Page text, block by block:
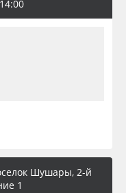
Шушары, 2-й
1